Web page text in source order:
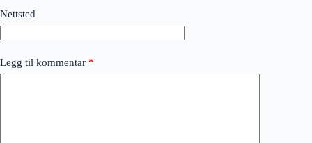
Nettsted
Legg til kommentar *